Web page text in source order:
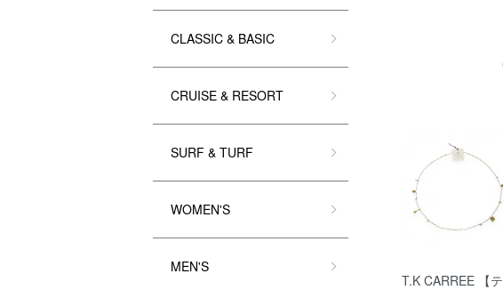
T.K CARREE 【テ
CLASSIC & BASIC
CRUISE & RESORT
SURF & TURF
WOMEN'S
MEN'S